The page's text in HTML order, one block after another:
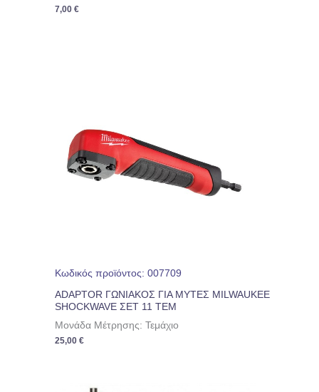
7,00€
Κωδικός προϊόντος: 007709
ADAPTOR ΓΩΝΙΑΚΟΣ ΓΙΑ ΜΥΤΕΣ MILWAUKEE
SHOCKWAVE ΣΕΤ 11 ΤΕΜ
Μονάδα Μέτρησης: Τεμάχιο
25,00€